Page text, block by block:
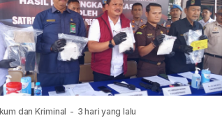
dan Kriminal - 3 hari yang lalu